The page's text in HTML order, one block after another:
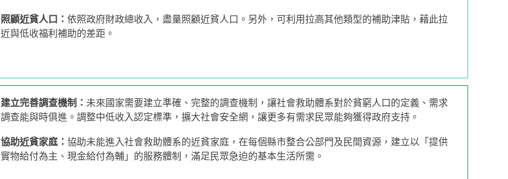
照顧近貧人口：依照政府財政總收入，盡量照顧近貧人口。另外，可利用拉高其他類型的補助津貼，藉此拉
近與低收福利補助的差距。
建立完善調查機制： 未來國家需要建立準確、完整的調查機制，讓社會救助體系對於貧窮人口的定義、需求
調查能與時俱進。調整中低收入認定標準，擴大社會安全網，讓更多有需求民眾能夠獲得政府支持。
協助近貧家庭：協助未能進入社會救助體系的近貧家庭，在每個縣市整合公部門及民間資源，建立以「提供
實物給付為主、現金給付為輔」的服務體制，滿足民眾急迫的基本生活所需。